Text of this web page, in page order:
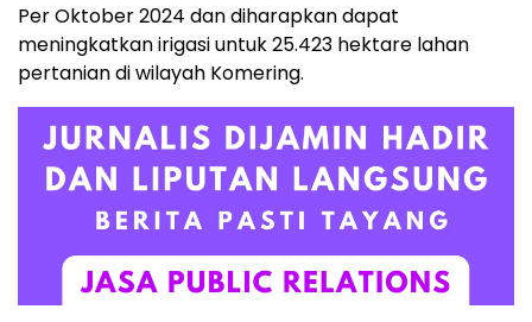
Per Oktober 2024 dan diharapkan dapat
meningkatkan irigasi untuk 25.423 hektare lahan
pertanian di wilayah Komering.